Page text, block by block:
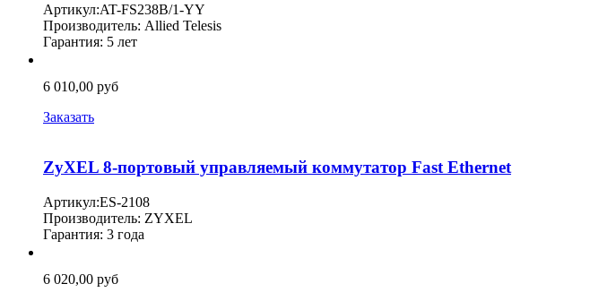
Артикул:AT-FS238B/1-YY
Производитель: Allied Telesis
Гарантия: 5 лет
6 010,00 руб
Заказать
ZyXEL 8-портовый управляемый коммутатор Fast Ethernet
Артикул:ES-2108
Производитель: ZYXEL
Гарантия: 3 года
6 020,00 руб